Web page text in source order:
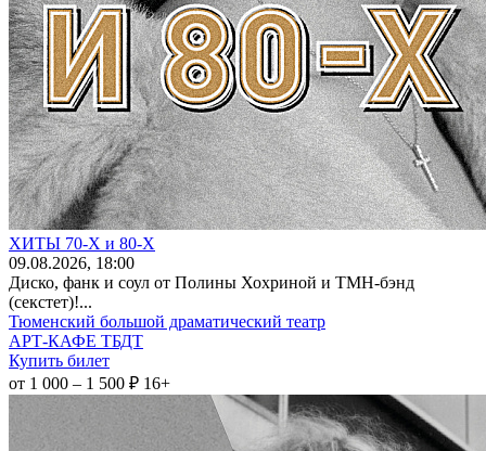
ХИТЫ 70-Х и 80-Х
09.08.2026, 18:00
Диско, фанк и соул от Полины Хохриной и ТМН-бэнд
(секстет)!...
Тюменский большой драматический театр
АРТ-КАФЕ ТБДТ
Купить билет
от 1 000 – 1 500 ₽ 16+